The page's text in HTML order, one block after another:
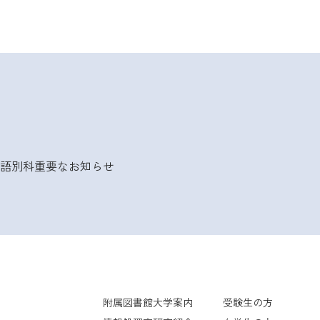
別科重要なお知らせ
附属図書館大学案内
受験生の方